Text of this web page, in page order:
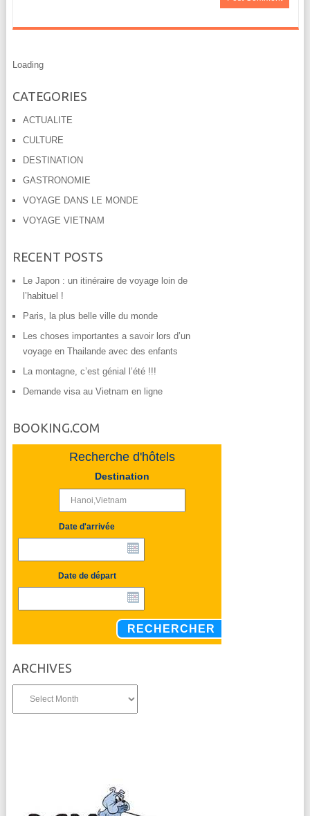
Loading
CATEGORIES
ACTUALITE
CULTURE
DESTINATION
GASTRONOMIE
VOYAGE DANS LE MONDE
VOYAGE VIETNAM
RECENT POSTS
Le Japon : un itinéraire de voyage loin de
l’habituel !
Paris, la plus belle ville du monde
Les choses importantes a savoir lors d’un
voyage en Thailande avec des enfants
La montagne, c’est génial l’été !!!
Demande visa au Vietnam en ligne
BOOKING.COM
Recherche d'hôtels
Destination
Date d'arrivée
Date de départ
RECHERCHER
ARCHIVES